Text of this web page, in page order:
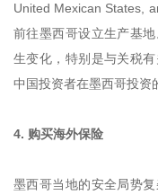
United Mexican States,
前往墨西哥设立生产基
生变化，特别是与关税
中国投资者在墨西哥投资
4. 购买海外保险
墨西哥当地的安全局势